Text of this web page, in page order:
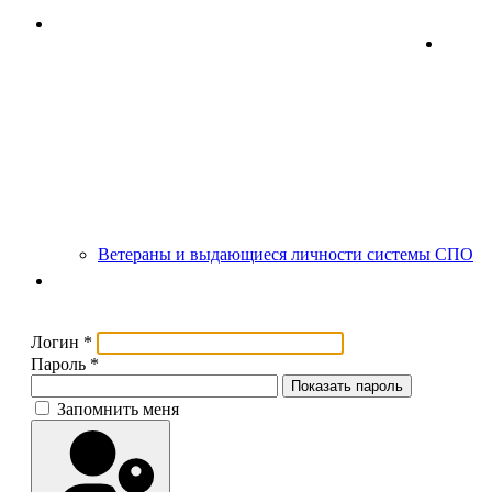
"IT-Куб" - Центр цифрового образования детей
Ветераны и выдающиеся личности системы СПО
Логин *
Пароль *
Показать пароль
Запомнить меня